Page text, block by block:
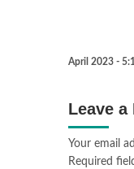
April 2023 -
Leave a
Your email
Required